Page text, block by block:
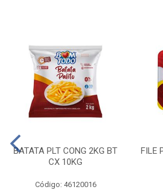
BATATA PLT CONG 2KG BT
CX 10KG
Código: 46120016
FILE